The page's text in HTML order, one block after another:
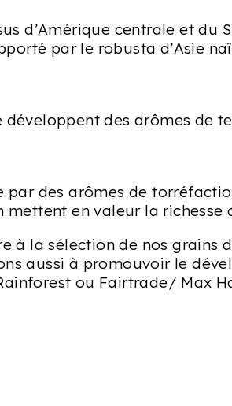
d’Amérique centrale et du
par le robusta d’Asie
des arômes de
par des arômes de
en valeur la richesse
la sélection de nos grains
aussi à promouvoir le
ou Fairtrade/ Max